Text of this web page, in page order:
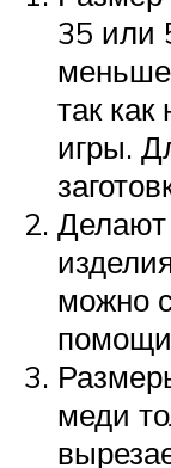
35 или
меньше
так как
игры.
Делают
можно
меди